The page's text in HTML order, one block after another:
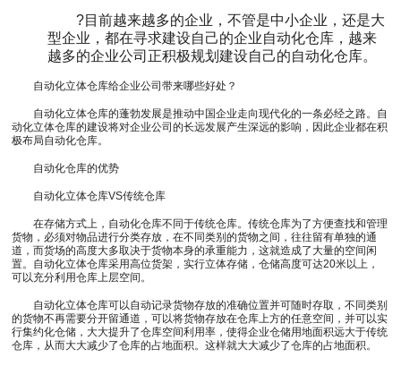
?目前越来越多的企业，不管是中小企业，还是大
型企业，都在寻求建设自己的企业自动化仓库，越来
越多的企业公司正积极规划建设自己的自动化仓库。
自动化立体仓库给企业公司带来哪些好处？
自动化立体仓库的蓬勃发展是推动中国企业走向现代化的一条必经之路。自
动化立体仓库的建设将对企业公司的长远发展产生深远的影响，因此企业都在积
极布局自动化仓库。
自动化仓库的优势
自动化立体仓库VS传统仓库
在存储方式上，自动化仓库不同于传统仓库。传统仓库为了方便查找和管理
货物，必须对物品进行分类存放，在不同类别的货物之间，往往留有单独的通
道，而货场的高度大多取决于货物本身的承重能力，这就造成了大量的空间闲
置。自动化立体仓库采用高位货架，实行立体存储，仓储高度可达20米以上，
可以充分利用仓库上层空间。
自动化立体仓库可以自动记录货物存放的准确位置并可随时存取，不同类别
的货物不再需要分开留通道，可以将货物存放在仓库上方的任意空间，并可以实
行集约化仓储，大大提升了仓库空间利用率，使得企业仓储用地面积远大于传统
仓库，从而大大减少了仓库的占地面积。这样就大大减少了仓库的占地面积。